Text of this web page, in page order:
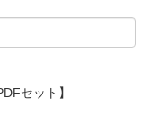
セット】